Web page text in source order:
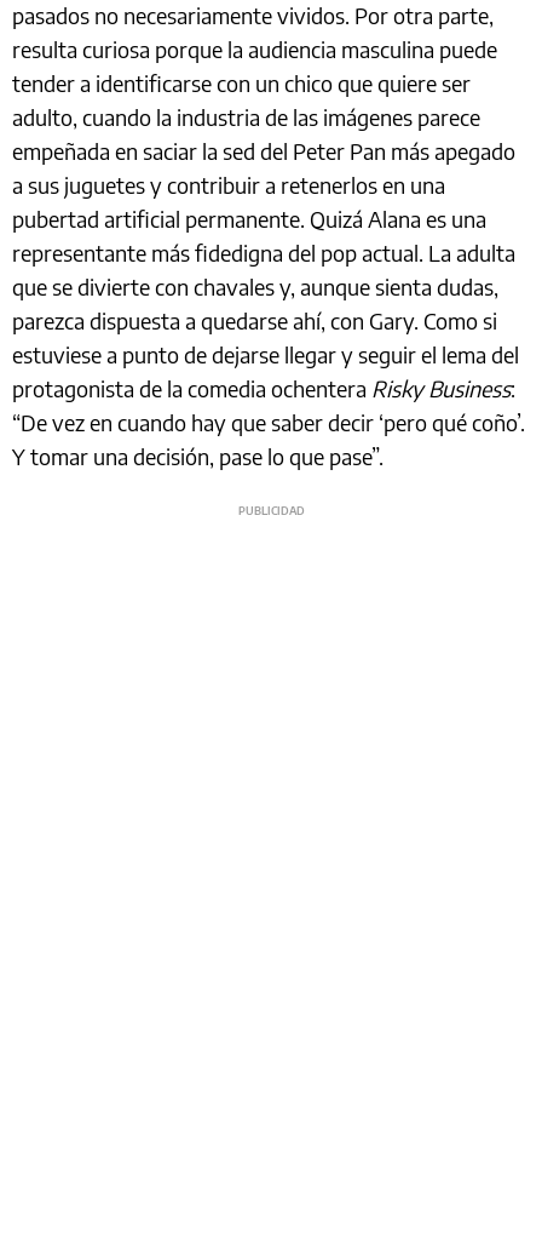
pasados no necesariamente vividos. Por otra parte,
resulta curiosa porque la audiencia masculina puede
tender a identificarse con un chico que quiere ser
adulto, cuando la industria de las imágenes parece
empeñada en saciar la sed del Peter Pan más apegado
a sus juguetes y contribuir a retenerlos en una
pubertad artificial permanente. Quizá Alana es una
representante más fidedigna del pop actual. La adulta
que se divierte con chavales y, aunque sienta dudas,
parezca dispuesta a quedarse ahí, con Gary. Como si
estuviese a punto de dejarse llegar y seguir el lema del
protagonista de la comedia ochentera Risky Business:
“De vez en cuando hay que saber decir ‘pero qué coño’.
Y tomar una decisión, pase lo que pase”.